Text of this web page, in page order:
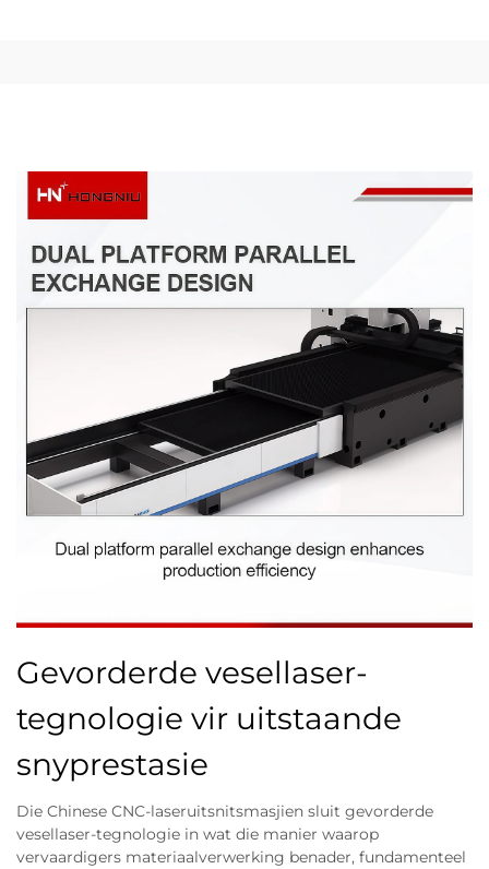
Gevorderde vesellaser-
tegnologie vir uitstaande
snyprestasie
Die Chinese CNC-laseruitsnitsmasjien sluit gevorderde
vesellaser-tegnologie in wat die manier waarop
vervaardigers materiaalverwerking benader, fundamenteel